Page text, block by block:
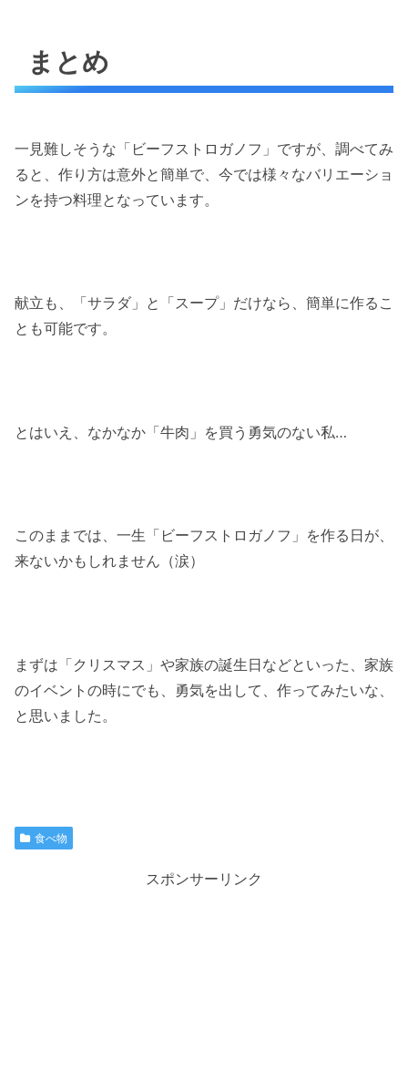
まとめ
一見難しそうな「ビーフストロガノフ」ですが、調べてみ
ると、作り方は意外と簡単で、今では様々なバリエーショ
ンを持つ料理となっています。
献立も、「サラダ」と「スープ」だけなら、簡単に作るこ
とも可能です。
とはいえ、なかなか「牛肉」を買う勇気のない私…
このままでは、一生「ビーフストロガノフ」を作る日が、
来ないかもしれません（涙）
まずは「クリスマス」や家族の誕生日などといった、家族
のイベントの時にでも、勇気を出して、作ってみたいな、
と思いました。
食べ物
スポンサーリンク